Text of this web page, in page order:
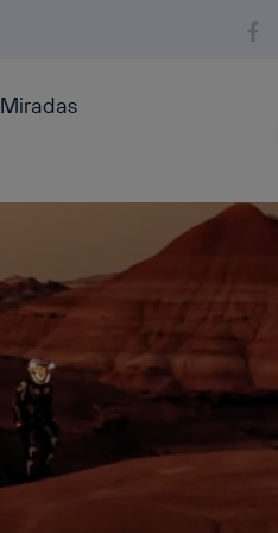
Miradas